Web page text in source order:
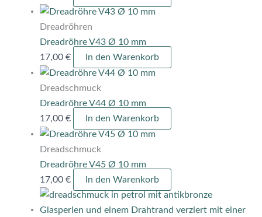
Dreadröhren
Dreadröhre V43 Ø 10 mm
17,00 € In den Warenkorb
Dreadschmuck
Dreadröhre V44 Ø 10 mm
17,00 € In den Warenkorb
Dreadschmuck
Dreadröhre V45 Ø 10 mm
17,00 € In den Warenkorb